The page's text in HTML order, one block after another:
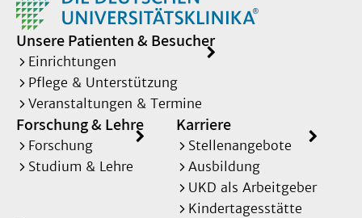
zur anschließenden
Entnahme der Organe.“
Unsere Patienten & Besucher
Einrichtungen
Pflege & Unterstützung
Veranstaltungen & Termine
Forschung & Lehre
Forschung
Studium & Lehre
Karriere
Stellenangebote
Ausbildung
UKD als Arbeitgeber
Kindertagesstätte